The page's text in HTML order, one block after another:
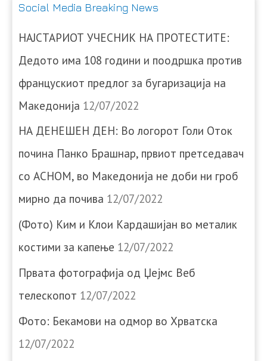
Social Media Breaking News
НАЈСТАРИОТ УЧЕСНИК НА ПРОТЕСТИТЕ:
Дедото има 108 години и поодршка против
францускиот предлог за бугаризација на
Македонија 12/07/2022
НА ДЕНЕШЕН ДЕН: Во логорот Голи Оток
почина Панко Брашнар, првиот претседавач
со АСНОМ, во Македонија не доби ни гроб
мирно да почива 12/07/2022
(Фото) Ким и Клои Кардашијан во металик
костими за капење 12/07/2022
Првата фотографија од Џејмс Веб
телескопот 12/07/2022
Фото: Бекамови на одмор во Хрватска
12/07/2022